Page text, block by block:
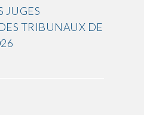
JUGES
TRIBUNAUX DE